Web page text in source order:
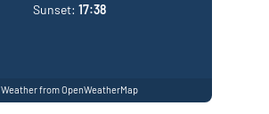
Sunset: 17:38
Weather from OpenWeatherMap